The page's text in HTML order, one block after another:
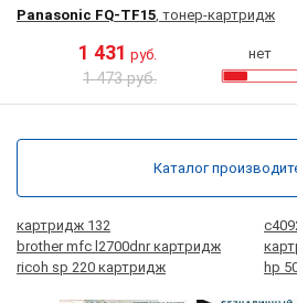
Panasonic FQ-TF15, тонер-картридж
1 431 руб.
1 473 руб.
нет
картридж 132
brother mfc l2700dnr картридж
ricoh sp 220 картридж
hp